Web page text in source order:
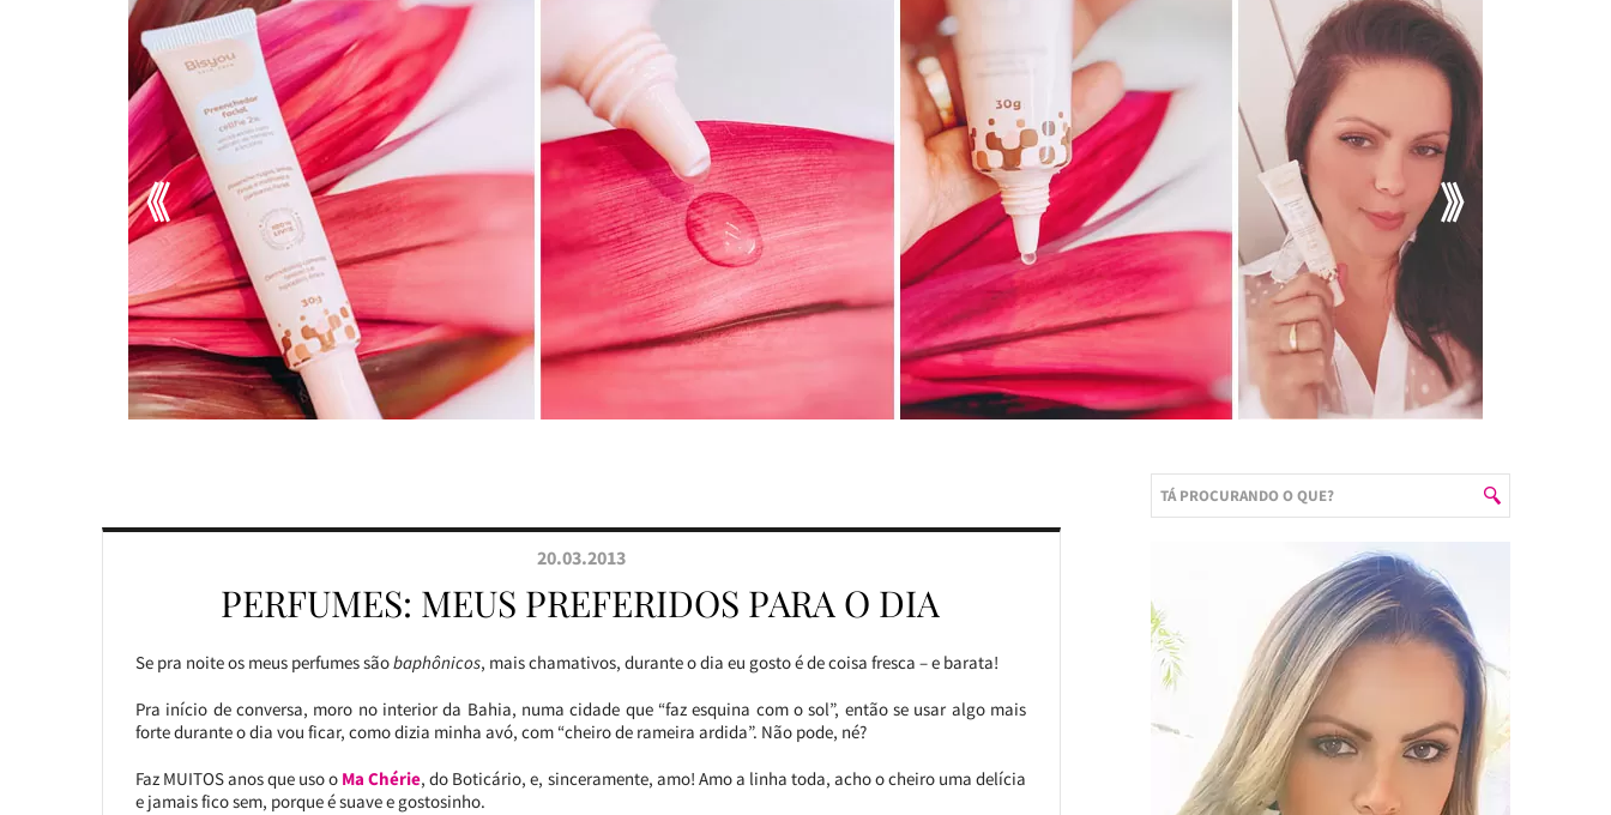
20.03.2013
PERFUMES: MEUS PREFERIDOS PARA O DIA
Se pra noite os meus perfumes sãobaphônicos, mais chamativos, durante o dia eu gosto é de coisa fresca – e barata!
Pra início de conversa, moro no interior da Bahia, numa cidade que “faz esquina com o sol”, então se usar algo mais
forte durante o dia vou ficar, como dizia minha avó, com “cheiro de rameira ardida”. Não pode, né?
Faz MUITOS anos que uso o Ma Chérie, do Boticário, e, sinceramente, amo! Amo a linha toda, acho o cheiro uma delícia
e jamais fico sem, porque é suave e gostosinho.